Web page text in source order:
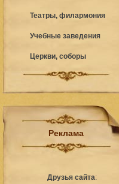
Театры, филармония
Учебные заведения
Церкви, соборы
Реклама
Друзья сайта: